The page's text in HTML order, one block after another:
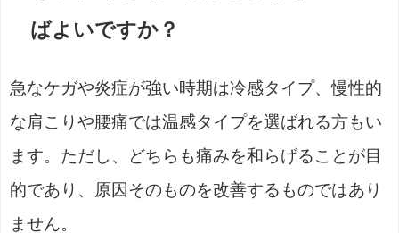
ばよいですか？
急なケガや炎症が強い時期は冷感タイプ、慢性的
な肩こりや腰痛では温感タイプを選ばれる方もい
ます。ただし、どちらも痛みを和らげることが目
的であり、原因そのものを改善するものではあり
ません。